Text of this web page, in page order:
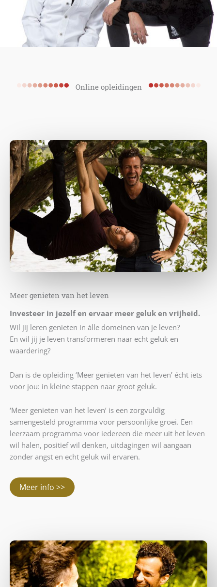
Online opleidingen
Meer genieten van het leven
Investeer in jezelf en ervaar meer geluk en vrijheid.
Wil jij leren genieten in álle domeinen van je leven?
En wil jij je leven transformeren naar echt geluk en
waardering?
Dan is de opleiding ‘Meer genieten van het leven’ écht iets
voor jou: in kleine stappen naar groot geluk.
‘Meer genieten van het leven’ is een zorgvuldig
samengesteld programma voor persoonlijke groei. Een
leerzaam programma voor iedereen die meer uit het leven
wil halen, positief wil denken, uitdagingen wil aangaan
zonder angst en echt geluk wil ervaren.
Meer info >>